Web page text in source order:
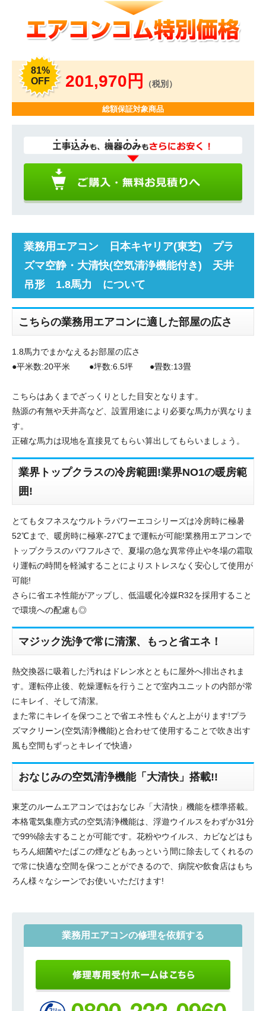
81%
OFF
201,970円 （税別）
総額保証対象商品
業務用エアコン 日本キヤリア(東芝) プラ
ズマ空静・大清快(空気清浄機能付き) 天井
吊形 1.8馬力 について
こちらの業務用エアコンに適した部屋の広さ
1.8馬力でまかなえるお部屋の広さ
●平米数:20平米 ●坪数:6.5坪 ●畳数:13畳
こちらはあくまでざっくりとした目安となります。
熱源の有無や天井高など、設置用途により必要な馬力が異なりま
す。
正確な馬力は現地を直接見てもらい算出してもらいましょう。
業界トップクラスの冷房範囲!業界NO1の暖房範
囲!
とてもタフネスなウルトラパワーエコシリーズは冷房時に極暑
52℃まで、暖房時に極寒-27℃まで運転が可能!業務用エアコンで
トップクラスのパワフルさで、夏場の急な異常停止や冬場の霜取
り運転の時間を軽減することによりストレスなく安心して使用が
可能!
さらに省エネ性能がアップし、低温暖化冷媒R32を採用すること
で環境への配慮も◎
マジック洗浄で常に清潔、もっと省エネ！
熱交換器に吸着した汚れはドレン水とともに屋外へ排出されま
す。運転停止後、乾燥運転を行うことで室内ユニットの内部が常
にキレイ、そして清潔。
また常にキレイを保つことで省エネ性もぐんと上がります!プラ
ズマクリーン(空気清浄機能)と合わせて使用することで吹き出す
風も空間もずっとキレイで快適♪
おなじみの空気清浄機能「大清快」搭載!!
東芝のルームエアコンではおなじみ「大清快」機能を標準搭載。
本格電気集塵方式の空気清浄機能は、浮遊ウイルスをわずか31分
で99%除去することが可能です。花粉やウイルス、カビなどはも
ちろん細菌やたばこの煙などもあっという間に除去してくれるの
で常に快適な空間を保つことができるので、病院や飲食店はもち
ろん様々なシーンでお使いいただけます!
業務用エアコンの修理を依頼する